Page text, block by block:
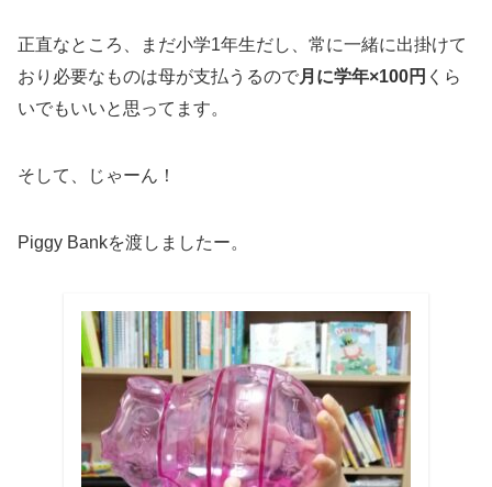
正直なところ、まだ小学1年生だし、常に一緒に出掛けて
おり必要なものは母が支払うるので月に学年×100円 くら
いでもいいと思ってます。
そして、じゃーん！
Piggy Bankを渡しましたー。